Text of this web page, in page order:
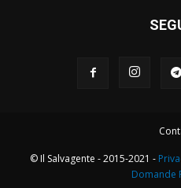
© Il Salvagente - 2015-2021 -
Domande